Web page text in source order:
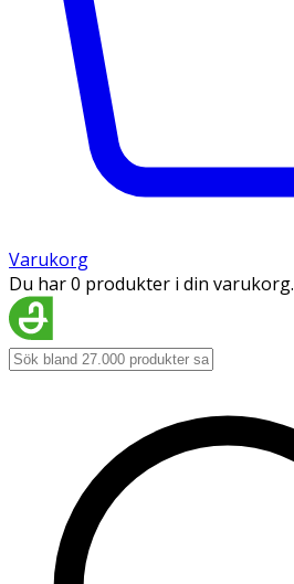
Varukorg
Du har 0 produkter i din varukorg.